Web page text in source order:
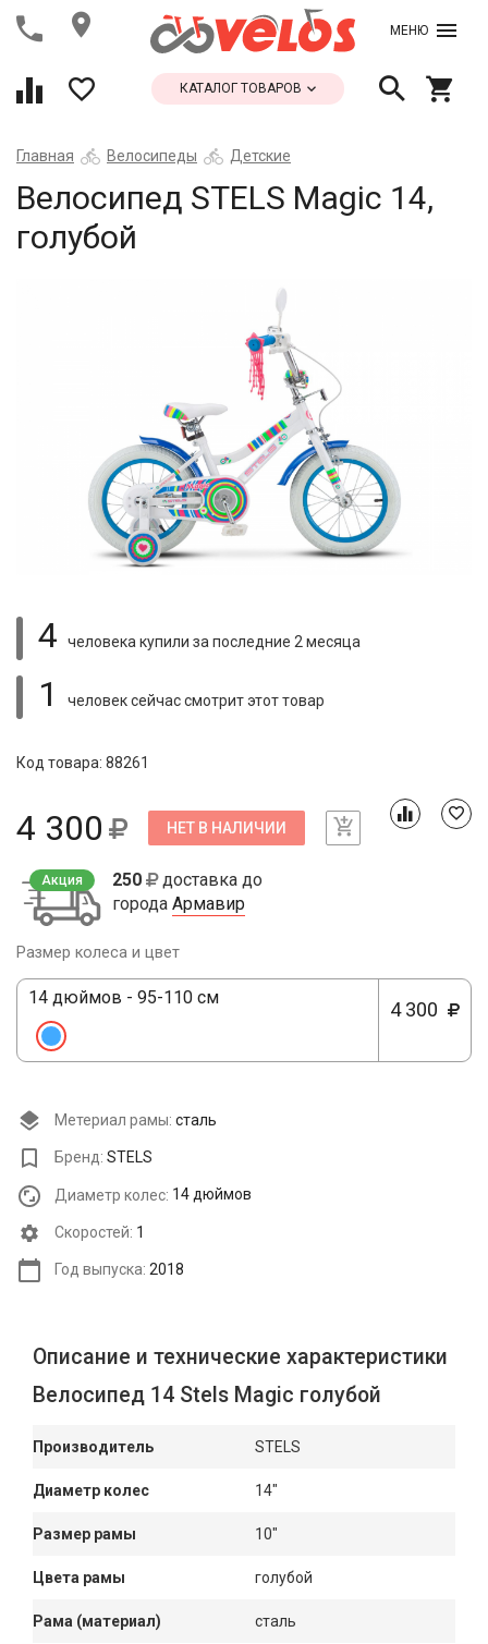
МЕНЮ
КАТАЛОГ ТОВАРОВ
Главная Велосипеды Детские
Велосипед STELS Magic 14,
голубой
4 человека купили за последние 2 месяца
1 человек сейчас смотритэтот товар
Код товара: 88261
4 300 НЕТ В НАЛИЧИИ
Акция 250
доставка до
города Армавир
Размер колеса и цвет
14 дюймов - 95-110 см
4 300
Метериал рамы: сталь
Бренд: STELS
Диаметр колес: 14 дюймов
Cкоростей: 1
Год выпуска: 2018
Описание и технические характеристики
Велосипед 14 Stels Magic голубой
Производитель STELS
Диаметр колес 14"
Размер рамы 10"
Цвета рамы голубой
Рама (материал) сталь